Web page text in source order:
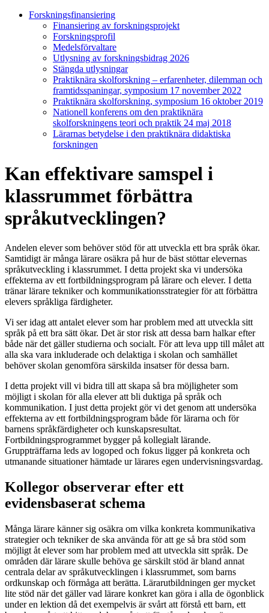
Forskningsfinansiering
Finansiering av forskningsprojekt
Forskningsprofil
Medelsförvaltare
Utlysning av forskningsbidrag 2026
Stängda utlysningar
Praktiknära skolforskning – erfarenheter, dilemman och
framtidsspaningar, symposium 17 november 2022
Praktiknära skolforskning, symposium 16 oktober 2019
Nationell konferens om den praktiknära
skolforskningens teori och praktik 24 maj 2018
Lärarnas betydelse i den praktiknära didaktiska
forskningen
Kan effektivare samspel i
klassrummet förbättra
språkutvecklingen?
Andelen elever som behöver stöd för att utveckla ett bra språk ökar.
Samtidigt är många lärare osäkra på hur de bäst stöttar elevernas
språkutveckling i klassrummet. I detta projekt ska vi undersöka
effekterna av ett fortbildningsprogram på lärare och elever. I detta
tränar lärare tekniker och kommunikationsstrategier för att förbättra
elevers språkliga färdigheter.
Vi ser idag att antalet elever som har problem med att utveckla sitt
språk på ett bra sätt ökar. Det är stor risk att dessa barn halkar efter
både när det gäller studierna och socialt. För att leva upp till målet att
alla ska vara inkluderade och delaktiga i skolan och samhället
behöver skolan genomföra särskilda insatser för dessa barn.
I detta projekt vill vi bidra till att skapa så bra möjligheter som
möjligt i skolan för alla elever att bli duktiga på språk och
kommunikation. I just detta projekt gör vi det genom att undersöka
effekterna av ett fortbildningsprogram både för lärarna och för
barnens språkfärdigheter och kunskapsresultat.
Fortbildningsprogrammet bygger på kollegialt lärande.
Gruppträffarna leds av logoped och fokus ligger på konkreta och
utmanande situationer hämtade ur lärares egen undervisningsvardag.
Kollegor observerar efter ett
evidensbaserat schema
Många lärare känner sig osäkra om vilka konkreta kommunikativa
strategier och tekniker de ska använda för att ge så bra stöd som
möjligt åt elever som har problem med att utveckla sitt språk. De
områden där lärare skulle behöva ge särskilt stöd är bland annat
centrala delar av språkutvecklingen i klassrummet, som barns
ordkunskap och förmåga att berätta. Lärarutbildningen ger mycket
lite stöd när det gäller vad lärare konkret kan göra i alla de ögonblick
under en lektion då det exempelvis är svårt att förstå ett barn, ett